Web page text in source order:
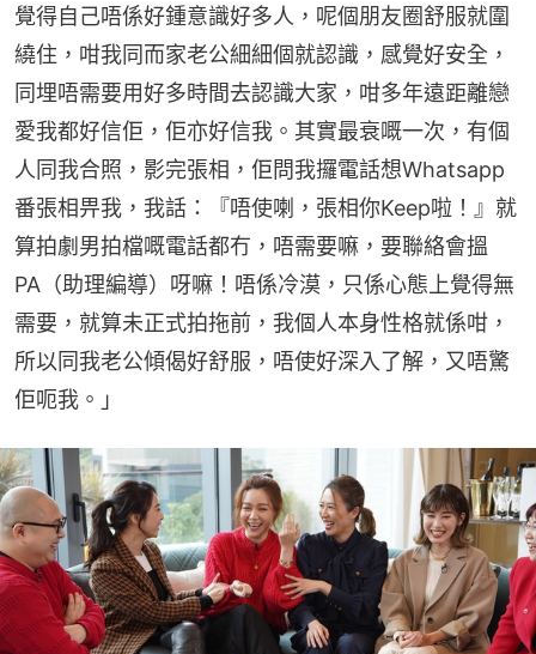
覺得自己唔係好鍾意識好多人，呢個朋友圈舒服就圍
繞住，咁我同而家老公細細個就認識，感覺好安全，
同埋唔需要用好多時間去認識大家，咁多年遠距離戀
愛我都好信佢，佢亦好信我。其實最衰嘅一次，有個
人同我合照，影完張相，佢問我攞電話想Whatsapp
番張相畀我，我話：『唔使喇，張相你Keep啦！』就
算拍劇男拍檔嘅電話都冇，唔需要嘛，要聯絡會搵
PA（助理編導）呀嘛！唔係冷漠，只係心態上覺得無
需要，就算未正式拍拖前，我個人本身性格就係咁，
所以同我老公傾偈好舒服，唔使好深入了解，又唔驚
佢呃我。」